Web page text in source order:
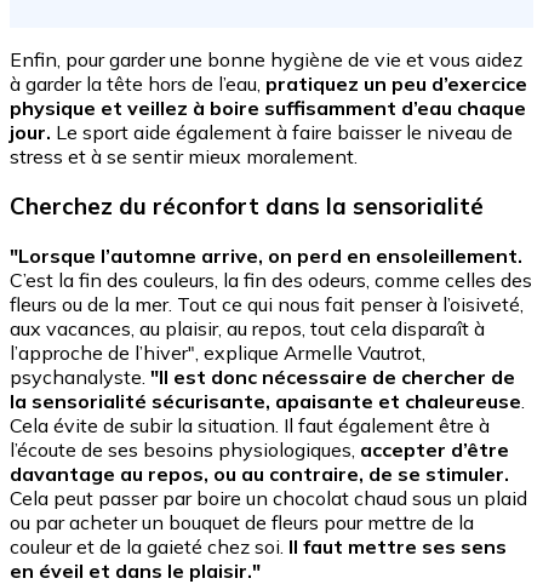
Enfin, pour garder une bonne hygiène de vie et vous aidez
à garder la tête hors de l’eau, pratiquez un peu d’exercice
physique et veillez à boire suffisamment d’eau chaque
jour. Le sport aide également à faire baisser le niveau de
stress et à se sentir mieux moralement.
Cherchez du réconfort dans la sensorialité
"Lorsque l’automne arrive, on perd en ensoleillement.
C’est la fin des couleurs, la fin des odeurs, comme celles des
fleurs ou de la mer. Tout ce qui nous fait penser à l’oisiveté,
aux vacances, au plaisir, au repos, tout cela disparaît à
l’approche de l’hiver", explique Armelle Vautrot,
psychanalyste. "Il est donc nécessaire de chercher de
la sensorialité sécurisante, apaisante et chaleureuse
Cela évite de subir la situation. Il faut également être à
l’écoute de ses besoins physiologiques, accepter d’être
davantage au repos, ou au contraire, de se stimuler.
Cela peut passer par boire un chocolat chaud sous un plaid
ou par acheter un bouquet de fleurs pour mettre de la
couleur et de la gaieté chez soi. Il faut mettre ses sens
en éveil et dans le plaisir."